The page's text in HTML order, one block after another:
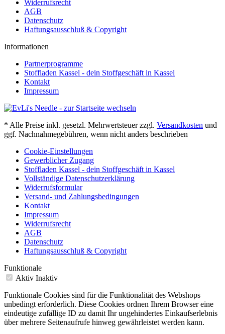
Widerrufsrecht
AGB
Datenschutz
Haftungsausschluß & Copyright
Informationen
Partnerprogramme
Stoffladen Kassel - dein Stoffgeschäft in Kassel
Kontakt
Impressum
* Alle Preise inkl. gesetzl. Mehrwertsteuer zzgl. Versandkosten und
ggf. Nachnahmegebühren, wenn nicht anders beschrieben
Cookie-Einstellungen
Gewerblicher Zugang
Stoffladen Kassel - dein Stoffgeschäft in Kassel
Vollständige Datenschutzerklärung
Widerrufsformular
Versand- und Zahlungsbedingungen
Kontakt
Impressum
Widerrufsrecht
AGB
Datenschutz
Haftungsausschluß & Copyright
Funktionale
Aktiv Inaktiv
Funktionale Cookies sind für die Funktionalität des Webshops
unbedingt erforderlich. Diese Cookies ordnen Ihrem Browser eine
eindeutige zufällige ID zu damit Ihr ungehindertes Einkaufserlebnis
über mehrere Seitenaufrufe hinweg gewährleistet werden kann.